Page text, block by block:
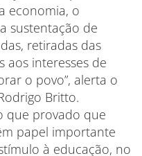
economia, o
sustentação de
retiradas das
aos interesses de
o povo”, alerta o
Britto.
que provado que
papel importante
à educação, no